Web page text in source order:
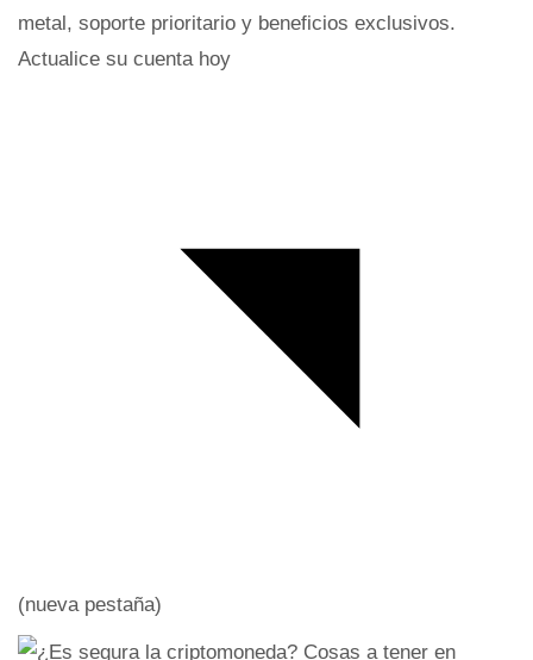
metal, soporte prioritario y beneficios exclusivos.
Actualice su cuenta hoy
(nueva pestaña)